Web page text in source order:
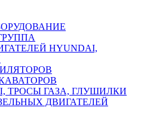
HYUNDAI,
ГАЗА, ГЛУШИЛКИ
ДВИГАТЕЛЕЙ